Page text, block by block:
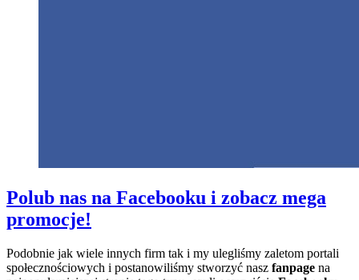
Polub nas na Facebooku i zobacz mega
promocje!
Podobnie jak wiele innych firm tak i my ulegliśmy zaletom portali
społecznościowych i postanowiliśmy stworzyć nasz fanpage na